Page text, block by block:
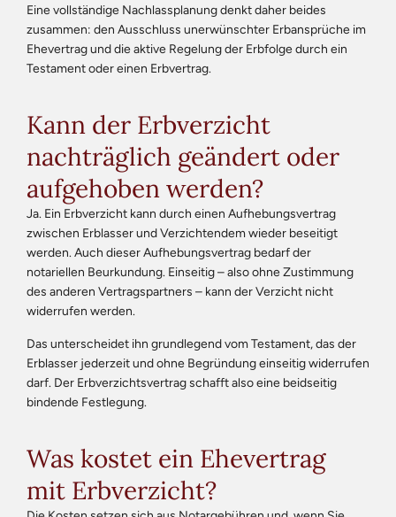
Eine vollständige Nachlassplanung denkt daher beides
zusammen: den Ausschluss unerwünschter Erbansprüche im
Ehevertrag und die aktive Regelung der Erbfolge durch ein
Testament oder einen Erbvertrag.
Kann der Erbverzicht
nachträglich geändert oder
aufgehoben werden?
Ja. Ein Erbverzicht kann durch einen Aufhebungsvertrag
zwischen Erblasser und Verzichtendem wieder beseitigt
werden. Auch dieser Aufhebungsvertrag bedarf der
notariellen Beurkundung. Einseitig – also ohne Zustimmung
des anderen Vertragspartners – kann der Verzicht nicht
widerrufen werden.
Das unterscheidet ihn grundlegend vom Testament, das der
Erblasser jederzeit und ohne Begründung einseitig widerrufen
darf. Der Erbverzichtsvertrag schafft also eine beidseitig
bindende Festlegung.
Was kostet ein Ehevertrag
mit Erbverzicht?